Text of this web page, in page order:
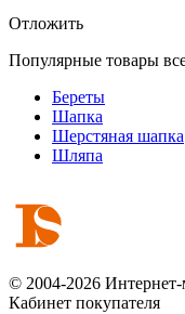
Отложить
Популярные товары
Береты
Шапка
Шерстяная шапка
Шляпа
© 2004-2026 Интернет-
Кабинет покупателя